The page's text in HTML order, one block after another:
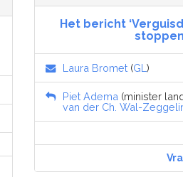
Het bericht
Laura Bromet (GL )
Piet Adema (minister
van der Ch. Wal-